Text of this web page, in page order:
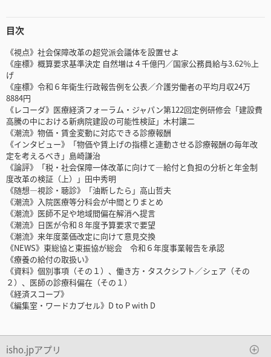
目次
《視点》社会保障改革の超党派会議体を設置せよ
《座標》概算要求基準決定 自然増は４千億円／国家公務員給与3.62％上
げ
《座標》令和６年衛生行政報告例を公表／介護労働者の平均月収24万
8884円
《レコーダ》医療経済フォーラム・ジャパン第122回定例研修会「建設費
高騰の中における新病院建設の可能性検証」木村讓二
《潮流》物価・賃金変動に対応できる診療報酬
《インタビュー》「物価や賃上げの指標と連動させる診療報酬の毎年改
定を考えるべき」島崎謙治
《論評》「税・社会保障一体改革に向けて―給付と負担の分析と年金制
度改革の検証（上）」田中秀明
《随想―視診・聴診》「油断したら」高山哲夫
《潮流》入院医療等分科会が中間とりまとめ
《潮流》医師不足や地域間偏在解消へ提言
《潮流》日医が令和８年度予算要求で要望
《潮流》来年度薬価改定に向けて意見交換
《NEWS》東総協と東振協が総会 令和６年度事業報告を承認
《療養の給付の取扱い》
《資料》個別事項（その１）、働き方・タスクシフト／シェア（その
２）、医師の診療科偏在（その１）
《経済スコープ》
《編集室・ワードカプセル》D to P with D
isho.jpアプリ